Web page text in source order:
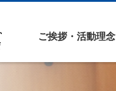
ご挨拶・活動理念